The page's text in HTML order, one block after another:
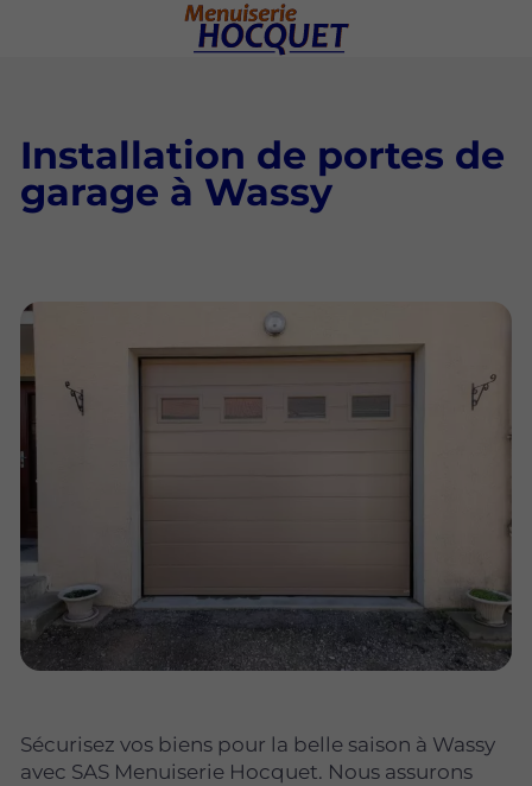
Installation de portes de
garage à Wassy
Sécurisez vos biens pour la belle saison à Wassy
avec SAS Menuiserie Hocquet. Nous assurons